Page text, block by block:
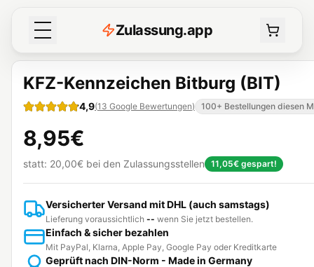
Zulassung.app
KFZ-Kennzeichen Bitburg (BIT)
4,9(13 Google Bewertungen) 100+ Bestellungen diesen
8,95€
statt: 20,00€ bei den Zulassungsstellen 11,05€ gespart!
Versicherter Versand mit DHL (auch samstags)
Lieferung voraussichtlich -- wenn Sie jetzt bestellen.
Einfach & sicher bezahlen
Mit PayPal, Klarna, Apple Pay, Google Pay oder Kreditkarte
Geprüft nach DIN-Norm - Made in Germany